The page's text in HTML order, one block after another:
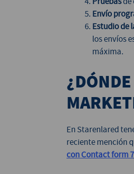
Envío
Estudio de
los envíos
máxima.
En Starenlared
reciente mención
con Contact form